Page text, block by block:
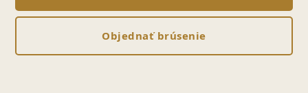
Objednať brúsenie